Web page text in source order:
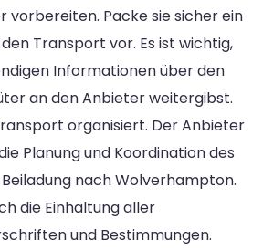
vorbereiten. Packe sie sicher ein
Transport vor. Es ist wichtig,
Informationen über den
an den Anbieter weitergibst.
organisiert. Der Anbieter
Planung und Koordination des
nach Wolverhampton.
die Einhaltung aller
und Bestimmungen.